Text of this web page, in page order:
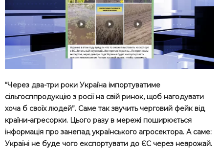
“Через два-три роки Україна імпортуватиме
сільгосппродукцію з росії на свій ринок, щоб нагодувати
хоча б своїх людей”. Саме так звучить черговий фейк від
країни-агресорки. Цього разу в мережі поширюється
інформація про занепад українського агросектора. А саме:
Україні не буде чого експортувати до ЄС через неврожай.